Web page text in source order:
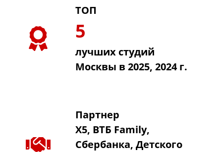
ТОП
5
лучших студий
Москвы в 2025, 2024 г.
Партнер
Х5, ВТБ Family,
Сбербанка, Детского